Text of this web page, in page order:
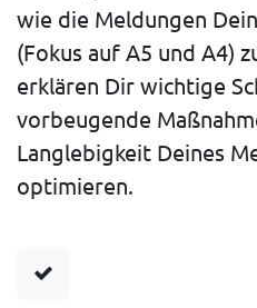
wie die Meldungen
(Fokus auf A5 und A4)
erklären Dir wichtige
vorbeugende
Langlebigkeit Deines
optimieren.